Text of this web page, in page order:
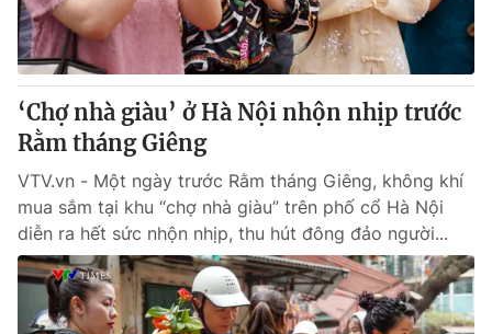
Thế giới đó đây
Câu chuyện quốc tế
Tài chính
Thị trường
Góc doanh nghiệp
Dữ liệu và đời sống
Truyền hình
Hậu trường
Nhân vật
Khán giả
Giải trí
Điện ảnh
Âm nhạc
Sao
Đời sống
Du lịch
Làm đẹp
Giáo dục
‘Chợ nhà giàu’ ở Hà Nội nhộn nhịp trước
Rằm tháng Giêng
VTV.vn - Một ngày trước Rằm tháng Giêng, không khí
mua sắm tại khu “chợ nhà giàu” trên phố cổ Hà Nội
diễn ra hết sức nhộn nhịp, thu hút đông đảo người...